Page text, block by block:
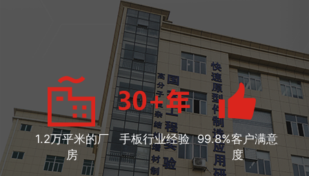
1.2万平米的厂
房
手板行业经验 99.8%客户满意
度